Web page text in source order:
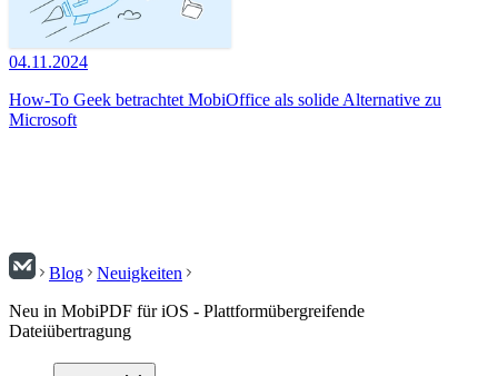
04.11.2024
How-To Geek betrachtet MobiOffice als solide Alternative zu
Microsoft
Blog
Neuigkeiten
Neu in MobiPDF für iOS - Plattformübergreifende
Dateiübertragung